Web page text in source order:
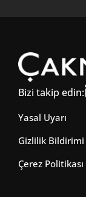
Bizi takip edin:
Yasal Uyarı
Gizlilik Bildirimi
Çerez Politikası